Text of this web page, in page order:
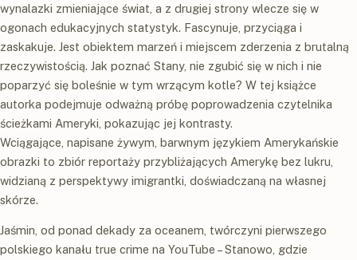
wynalazki zmieniające świat, a z drugiej strony wlecze się w
ogonach edukacyjnych statystyk. Fascynuje, przyciąga i
zaskakuje. Jest obiektem marzeń i miejscem zderzenia z brutalną
rzeczywistością. Jak poznać Stany, nie zgubić się w nich i nie
poparzyć się boleśnie w tym wrzącym kotle? W tej książce
autorka podejmuje odważną próbę poprowadzenia czytelnika
ścieżkami Ameryki, pokazując jej kontrasty.
Wciągające, napisane żywym, barwnym językiem Amerykańskie
obrazki to zbiór reportaży przybliżających Amerykę bez lukru,
widzianą z perspektywy imigrantki, doświadczaną na własnej
skórze.
Jaśmin, od ponad dekady za oceanem, twórczyni pierwszego
polskiego kanału true crime na YouTube – Stanowo, gdzie